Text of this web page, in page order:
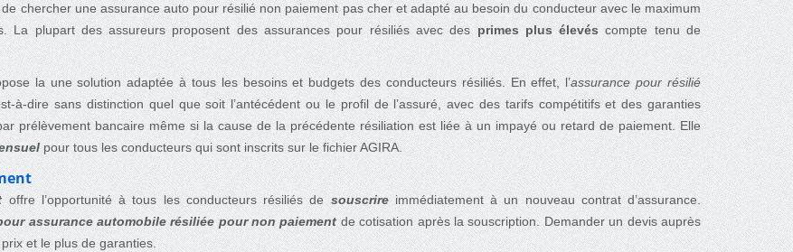
chercher une assurance auto pour résilié non paiement pas cher et adapté au besoin du conducteur avec le maximum
La plupart des assureurs proposent des assurances pour résiliés avec desprimes plus élevéscompte tenu de
la une solution adaptée à tous les besoins et budgets des conducteurs résiliés. En effet, l’assurance pour résilié
à-dire sans distinction quel que soit l’antécédent ou le profil de l’assuré, avec des tarifs compétitifs et des garanties
prélèvement bancaire même si la cause de la précédente résiliation est liée à un impayé ou retard de paiement. Elle
pour tous les conducteurs qui sont inscrits sur le fichier AGIRA.
offre l’opportunité à tous les conducteurs résiliés desouscrireimmédiatement à un nouveau contrat d’assurance.
assurance automobile résiliée pour non paiementde cotisation après la souscription. Demander un devis auprès
et le plus de garanties.